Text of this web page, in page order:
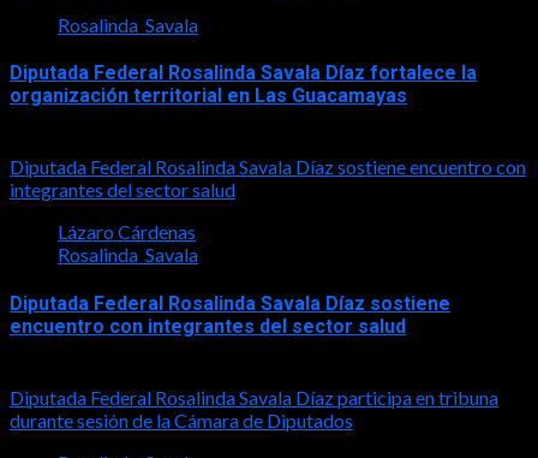
Rosalinda_Savala
Diputada Federal Rosalinda Savala Díaz fortalece la
organización territorial en Las Guacamayas
Diputada Federal Rosalinda Savala Díaz sostiene encuentro con
integrantes del sector salud
Lázaro Cárdenas
Rosalinda_Savala
Diputada Federal Rosalinda Savala Díaz sostiene
encuentro con integrantes del sector salud
Diputada Federal Rosalinda Savala Díaz participa en tribuna
durante sesión de la Cámara de Diputados